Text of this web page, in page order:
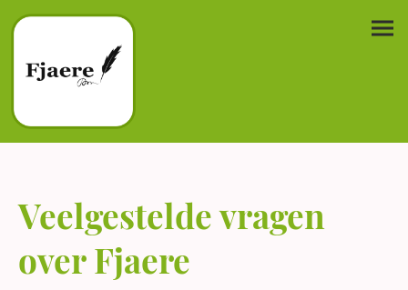
Veelgestelde vragen
over Fjaere